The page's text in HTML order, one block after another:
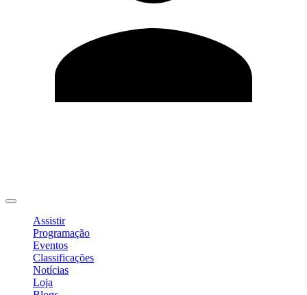
Assistir
Programação
Eventos
Classificações
Notícias
Loja